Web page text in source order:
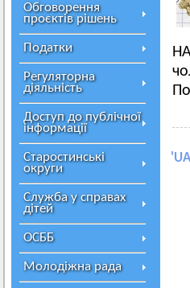
Обговорення
проєктів рішень
Податки
Регуляторна
діяльність
Доступ до публічної
інформації
Старостинські
округи
Служба у справах
дітей
ОСББ
Молодіжна рада
'